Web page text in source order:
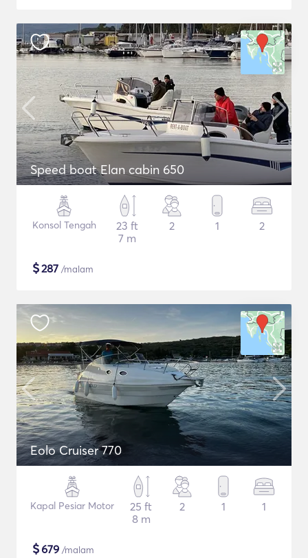
Speed boat Elan cabin 650
Konsol Tengah
23 ft
7 m
2 1 2
$287 /malam
Eolo Cruiser 770
Kapal Pesiar Motor
25 ft
8 m
2 1 1
$679 /malam